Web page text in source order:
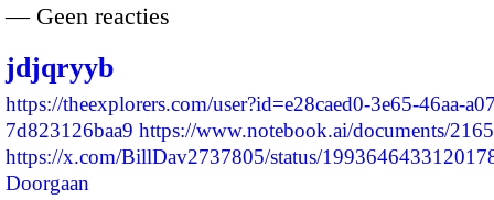
— Geen reacties
jdjqryyb
https://theexplorers.com/user?id=e28caed0-3e65-46aa-
7d823126baa9 https://www.notebook.ai/documents/
https://x.com/BillDav2737805/status/
Doorgaan